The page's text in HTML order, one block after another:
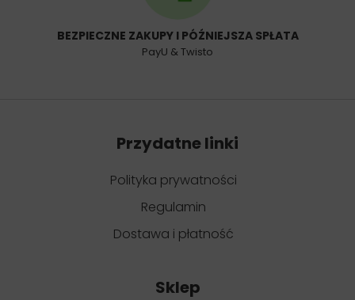
BEZPIECZNE ZAKUPY I PÓŹNIEJSZA SPŁATA
PayU & Twisto
Przydatne linki
Polityka prywatności
Regulamin
Dostawa i płatność
Sklep